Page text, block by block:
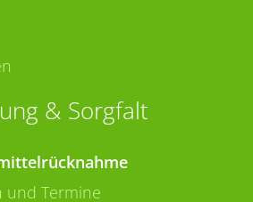
& Sorgfalt
und Termine